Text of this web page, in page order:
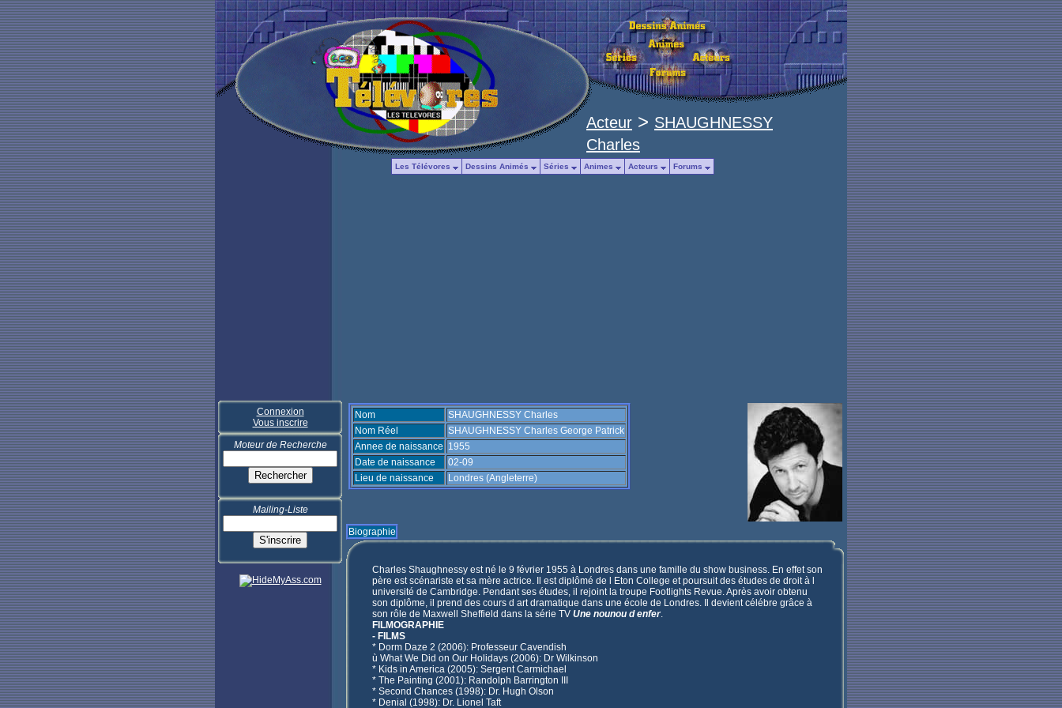
Les Télévores Dessins Animés Séries Animes Acteurs Forums
Acteur > SHAUGHNESSY
Charles
Connexion
Vous inscrire
Moteur de Recherche
Mailing-Liste
Nom
SHAUGHNESSY Charles
Nom Réel
SHAUGHNESSY Charles George Patrick
Annee de naissance 1955
Date de naissance
02-09
Lieu de naissance
Londres (Angleterre)
Biographie
Charles Shaughnessy est né le 9 février 1955 à Londres dans une famille du show business. En effet son
père est scénariste et sa mère actrice. Il est diplômé de l Eton College et poursuit des études de droit à l
université de Cambridge. Pendant ses études, il rejoint la troupe Footlights Revue. Après avoir obtenu
son diplôme, il prend des cours d art dramatique dans une école de Londres. Il devient célébre grâce à
son rôle de Maxwell Sheffield dans la série TV Une nounou d enfer.
FILMOGRAPHIE
- FILMS
* Dorm Daze 2 (2006): Professeur Cavendish
ù What We Did on Our Holidays (2006): Dr Wilkinson
* Kids in America (2005): Sergent Carmichael
* The Painting (2001): Randolph Barrington III
* Second Chances (1998): Dr. Hugh Olson
* Denial (1998): Dr. Lionel Taft